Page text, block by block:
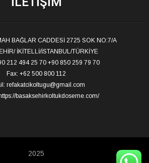
BAĞLAR CADDESİ 2725 SOK NO:7/A
İKİTELLİ/İSTANBUL/TÜRKİYE
212 494 25 70 +90 850 259 79 70
Fax: +62 500 800 112
refakatcikoltugu@gmail.com
https://basaksehirkoltukdoseme.com/
2025